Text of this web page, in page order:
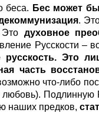
беса. Бес может
.
духовное
Русскости –
Это
часть
что-либо
любовь).
наших предков,